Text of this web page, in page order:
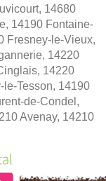
14680
14190 Fontaine-
Fresney-le-Vieux,
14220
14220
le-Tesson, 14190
de-Condel,
Avenay, 14210